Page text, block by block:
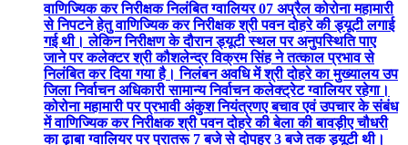
वाणिज्यिक कर निरीक्षक निलंबित ग्वालियर 07 अप्रैल कोरोना महामारी
से निपटने हेतु वाणिज्यिक कर निरीक्षक श्री पवन दोहरे की ड्यूटी लगाई
गई थी। लेकिन निरीक्षण के दौरान ड्यूटी स्थल पर अनुपस्थिति पाए
जाने पर कलेक्टर श्री कौशलेन्द्र विक्रम सिंह ने तत्काल प्रभाव से
निलंबित कर दिया गया है। निलंबन अवधि में श्री दोहरे का मुख्यालय उप
जिला निर्वाचन अधिकारी सामान्य निर्वाचन कलेक्ट्रेट ग्वालियर रहेगा।
कोरोना महामारी पर प्रभावी अंकुश नियंत्रणए बचाव एवं उपचार के संबंध
में वाणिज्यिक कर निरीक्षक श्री पवन दोहरे की बेला की बावड़ीए चौधरी
का ढ़ाबा ग्वालियर पर प्रातरू 7 बजे से दोपहर 3 बजे तक ड्यूटी थी।